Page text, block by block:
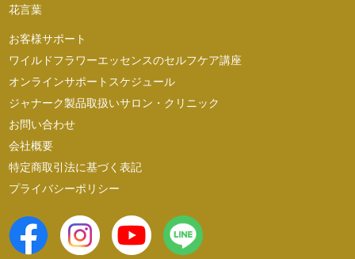
花言葉
お客様サポート
ワイルドフラワーエッセンスのセルフケア講座
オンラインサポートスケジュール
ジャナーク製品取扱いサロン・クリニック
お問い合わせ
会社概要
特定商取引法に基づく表記
プライバシーポリシー